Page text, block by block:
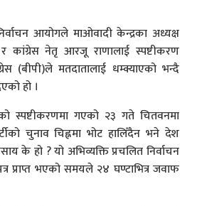
आयोगले माओवादी केन्द्रका अध्यक्ष
कांग्रेस नेतृ आरजू राणालाई स्पष्टीकरण
(बीपी)ले मतदातालाई धम्क्याएको भन्दै
हो ।
स्पष्टीकरणमा गएको २३ गते चितवनमा
चुनाव चिह्नमा भोट हालिँदैन भने देश
के हो ? यो अभिव्यक्ति प्रचलित निर्वाचन
प्राप्त भएको समयले २४ घण्टाभित्र जवाफ